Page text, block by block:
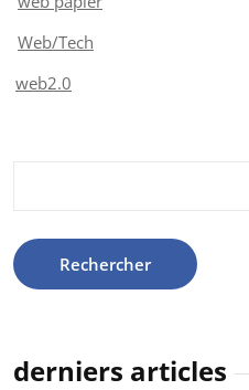
Web/Tech
web2.0
derniers articles